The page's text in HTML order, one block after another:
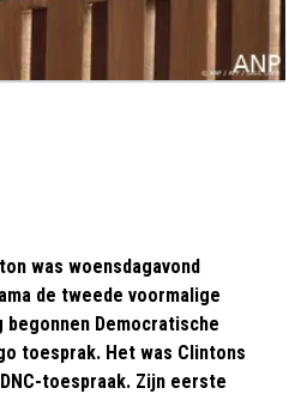
was woensdagavond
de tweede voormalige
begonnen Democratische
toesprak. Het was Clintons
toespraak. Zijn eerste